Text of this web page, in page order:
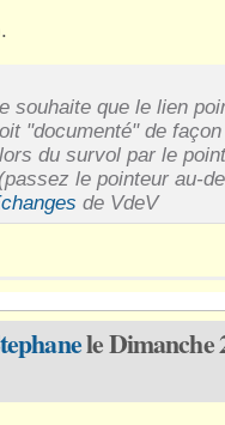
souhaite que le lien
"documenté" de
du survol par le
le pointeur au-
de VdeV
le Dimanche